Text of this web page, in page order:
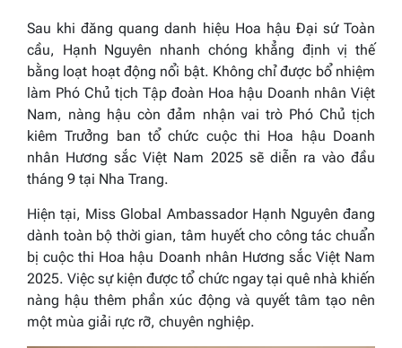
Sau khi đăng quang danh hiệu Hoa hậu Đại sứ Toàn
cầu, Hạnh Nguyên nhanh chóng khẳng định vị thế
bằng loạt hoạt động nổi bật. Không chỉ được bổ nhiệm
làm Phó Chủ tịch Tập đoàn Hoa hậu Doanh nhân Việt
Nam, nàng hậu còn đảm nhận vai trò Phó Chủ tịch
kiêm Trưởng ban tổ chức cuộc thi Hoa hậu Doanh
nhân Hương sắc Việt Nam 2025sẽ diễn ra vào đầu
tháng 9 tại Nha Trang.
Hiện tại, Miss Global Ambassador Hạnh Nguyên đang
dành toàn bộ thời gian, tâm huyết cho công tác chuẩn
bị cuộc thi Hoa hậu Doanh nhân Hương sắc Việt Nam
2025. Việc sự kiện được tổ chức ngay tại quê nhà khiến
nàng hậu thêm phần xúc động và quyết tâm tạo nên
một mùa giải rực rỡ, chuyên nghiệp.